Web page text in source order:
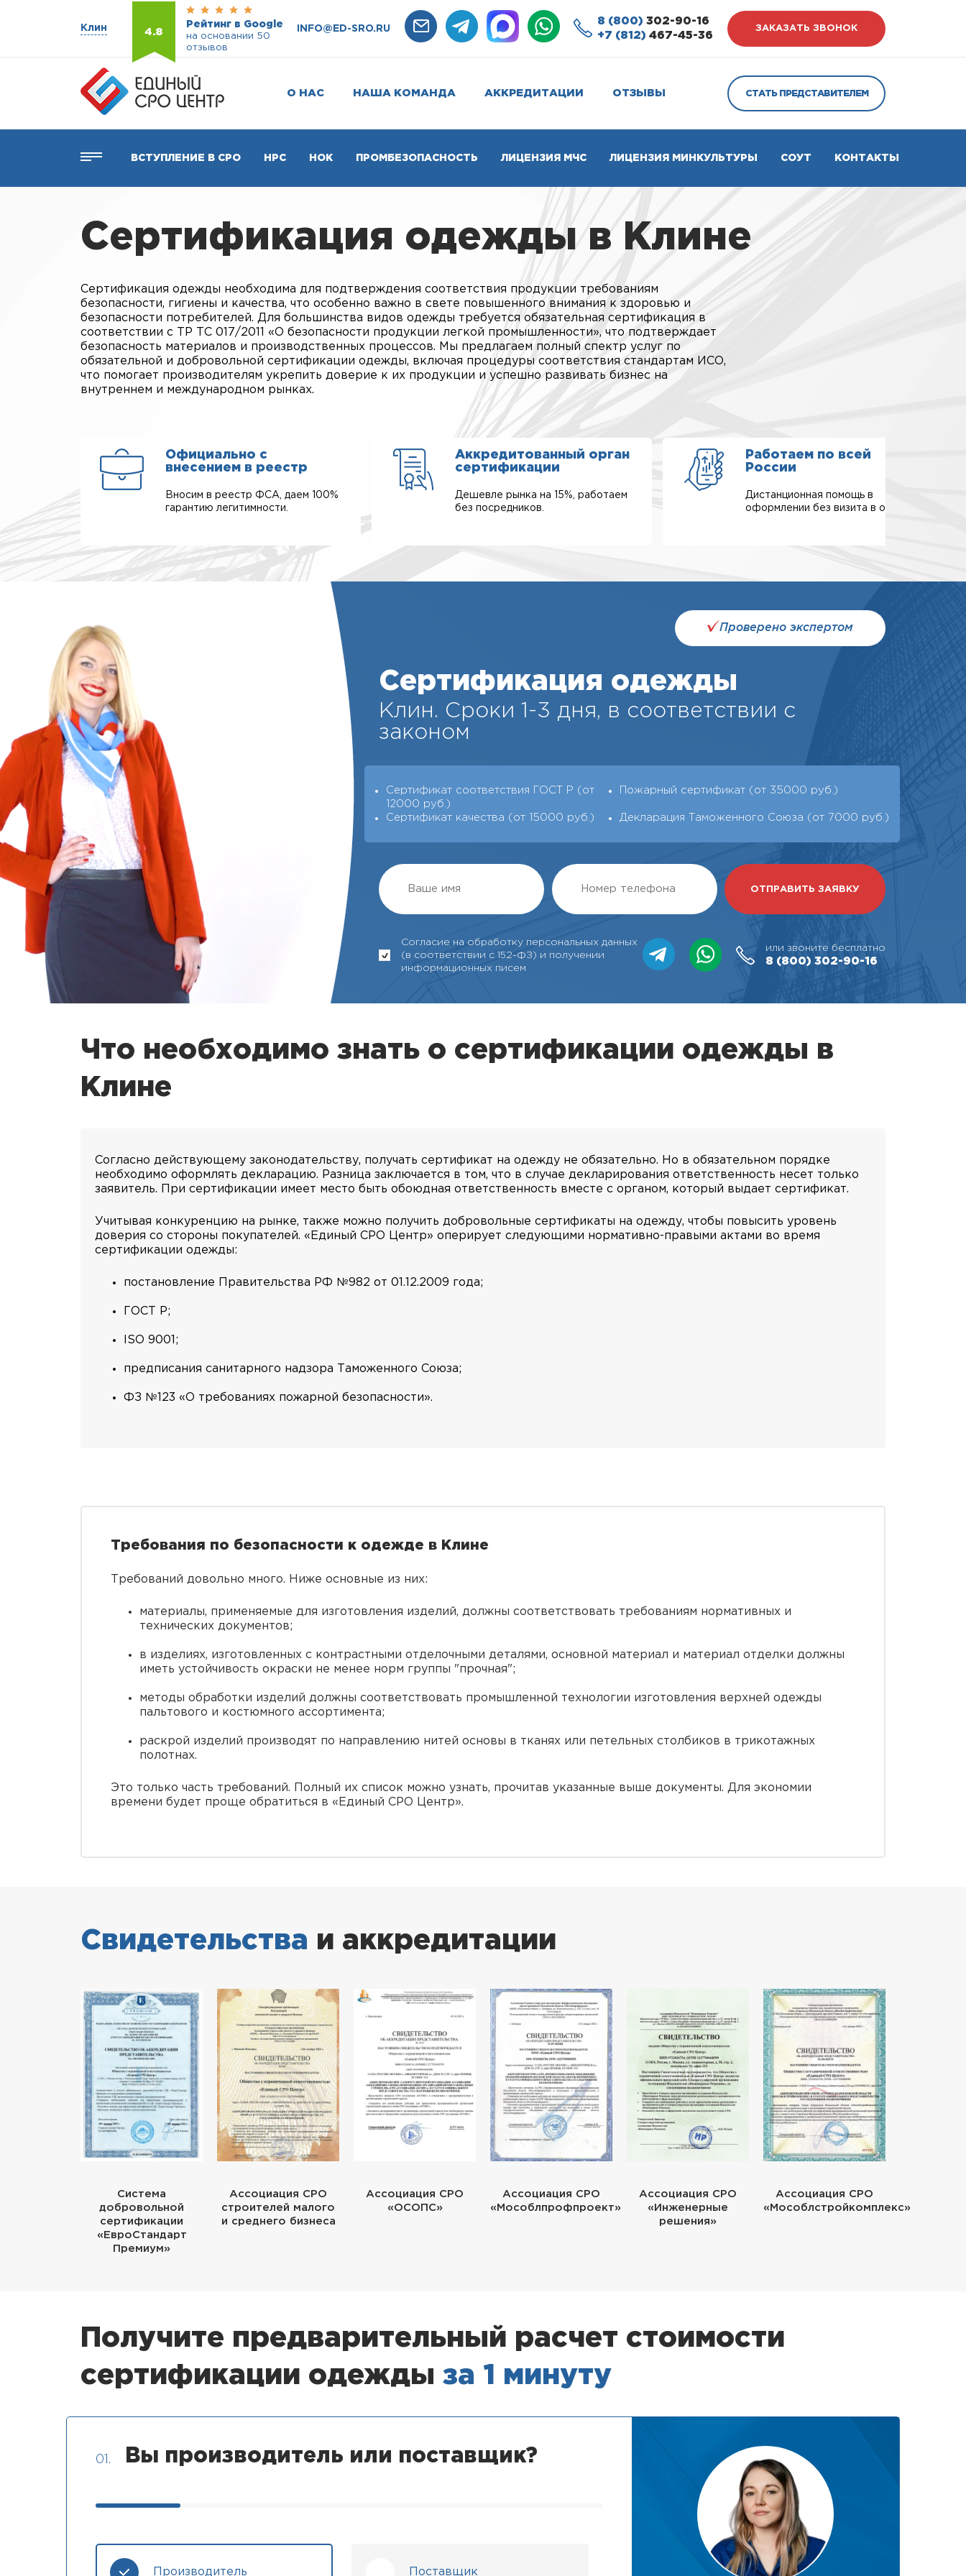
Клин 4.8
Рейтинг в Google
на основании 50
отзывов
INFO@ED-SRO.RU
8 (800) 302-90-16
+7 (812) 467-45-36
ЗАКАЗАТЬ ЗВОНОК
О НАС НАША КОМАНДА АККРЕДИТАЦИИ ОТЗЫВЫ СТАТЬ ПРЕДСТАВИТЕЛЕМ
ВСТУПЛЕНИЕ В СРО НРС НОК ПРОМБЕЗОПАСНОСТЬ ЛИЦЕНЗИЯ МЧС ЛИЦЕНЗИЯ МИНКУЛЬТУРЫ СОУТ КОНТАКТЫ
Сертификация одежды в Клине
Сертификация одежды необходима для подтверждения соответствия продукции требованиям
безопасности, гигиены и качества, что особенно важно в свете повышенного внимания к здоровью и
безопасности потребителей. Для большинства видов одежды требуется обязательная сертификация в
соответствии с ТР ТС 017/2011 «О безопасности продукции легкой промышленности», что подтверждает
безопасность материалов и производственных процессов. Мы предлагаем полный спектр услуг по
обязательной и добровольной сертификации одежды, включая процедуры соответствия стандартам ИСО,
что помогает производителям укрепить доверие к их продукции и успешно развивать бизнес на
внутреннем и международном рынках.
Официально с
внесением в реестр
Вносим в реестр ФСА, даем 100%
гарантию легитимности.
Аккредитованный орган
сертификации
Дешевле рынка на 15%, работаем
без посредников.
Работаем по всей
России
Дистанционная помощь в
оформлении без визита в офис.
Проверено экспертом
Сертификация одежды
Клин. Cроки 1-3 дня, в соответствии с
законом
Сертификат соответствия ГОСТ Р (от
12000 руб.)
Пожарный сертификат (от 35000 руб.)
Сертификат качества (от 15000 руб.) Декларация Таможенного Союза (от 7000 руб.)
Согласие на обработку персональных данных
(в соответствии с 152-ФЗ) и получении
информационных писем
или звоните бесплатно
8 (800) 302-90-16
Что необходимо знать о сертификации одежды в
Клине
Согласно действующему законодательству, получать сертификат на одежду не обязательно. Но в обязательном порядке
необходимо оформлять декларацию. Разница заключается в том, что в случае декларирования ответственность несет только
заявитель. При сертификации имеет место быть обоюдная ответственность вместе с органом, который выдает сертификат.
Учитывая конкуренцию на рынке, также можно получить добровольные сертификаты на одежду, чтобы повысить уровень
доверия со стороны покупателей. «Единый СРО Центр» оперирует следующими нормативно-правыми актами во время
сертификации одежды:
постановление Правительства РФ №982 от 01.12.2009 года;
ГОСТ Р;
ISO 9001;
предписания санитарного надзора Таможенного Союза;
ФЗ №123 «О требованиях пожарной безопасности».
Требования по безопасности к одежде в Клине
Требований довольно много. Ниже основные из них:
материалы, применяемые для изготовления изделий, должны соответствовать требованиям нормативных и
технических документов;
в изделиях, изготовленных с контрастными отделочными деталями, основной материал и материал отделки должны
иметь устойчивость окраски не менее норм группы "прочная";
методы обработки изделий должны соответствовать промышленной технологии изготовления верхней одежды
пальтового и костюмного ассортимента;
раскрой изделий производят по направлению нитей основы в тканях или петельных столбиков в трикотажных
полотнах.
Это только часть требований. Полный их список можно узнать, прочитав указанные выше документы. Для экономии
времени будет проще обратиться в «Единый СРО Центр».
Свидетельства и аккредитации
Система
добровольной
сертификации
«ЕвроСтандарт
Премиум»
Ассоциация СРО
строителей малого
и среднего бизнеса
Ассоциация СРО
«ОСОПС»
Ассоциация СРО
«Мособлпрофпроект»
Ассоциация СРО
«Инженерные
решения»
Ассоциация СРО
«Мособлстройкомплекс»
Получите предварительный расчет стоимости
сертификации одежды за 1 минуту
01. Вы производитель или поставщик?
Производитель Поставщик